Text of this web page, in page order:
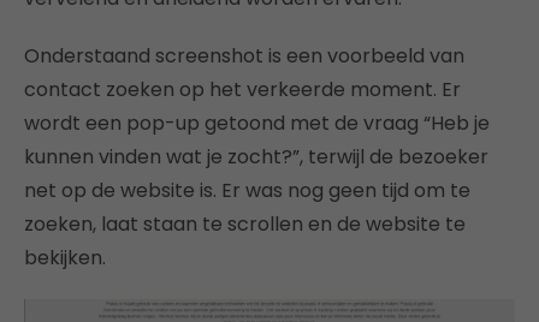
Onderstaand screenshot is een voorbeeld van
contact zoeken op het verkeerde moment. Er
wordt een pop-up getoond met de vraag “Heb je
kunnen vinden wat je zocht?”, terwijl de bezoeker
net op de website is. Er was nog geen tijd om te
zoeken, laat staan te scrollen en de website te
bekijken.